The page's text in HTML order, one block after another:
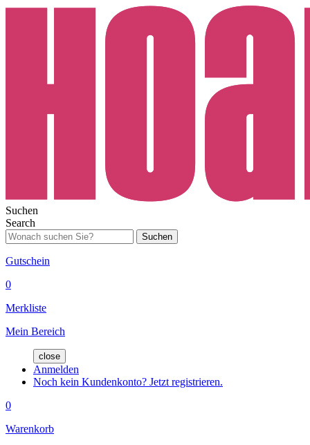
Suchen
Search
Suchen
Gutschein
0
Merkliste
Mein Bereich
close
Anmelden
Noch kein Kundenkonto? Jetzt registrieren.
0
Warenkorb